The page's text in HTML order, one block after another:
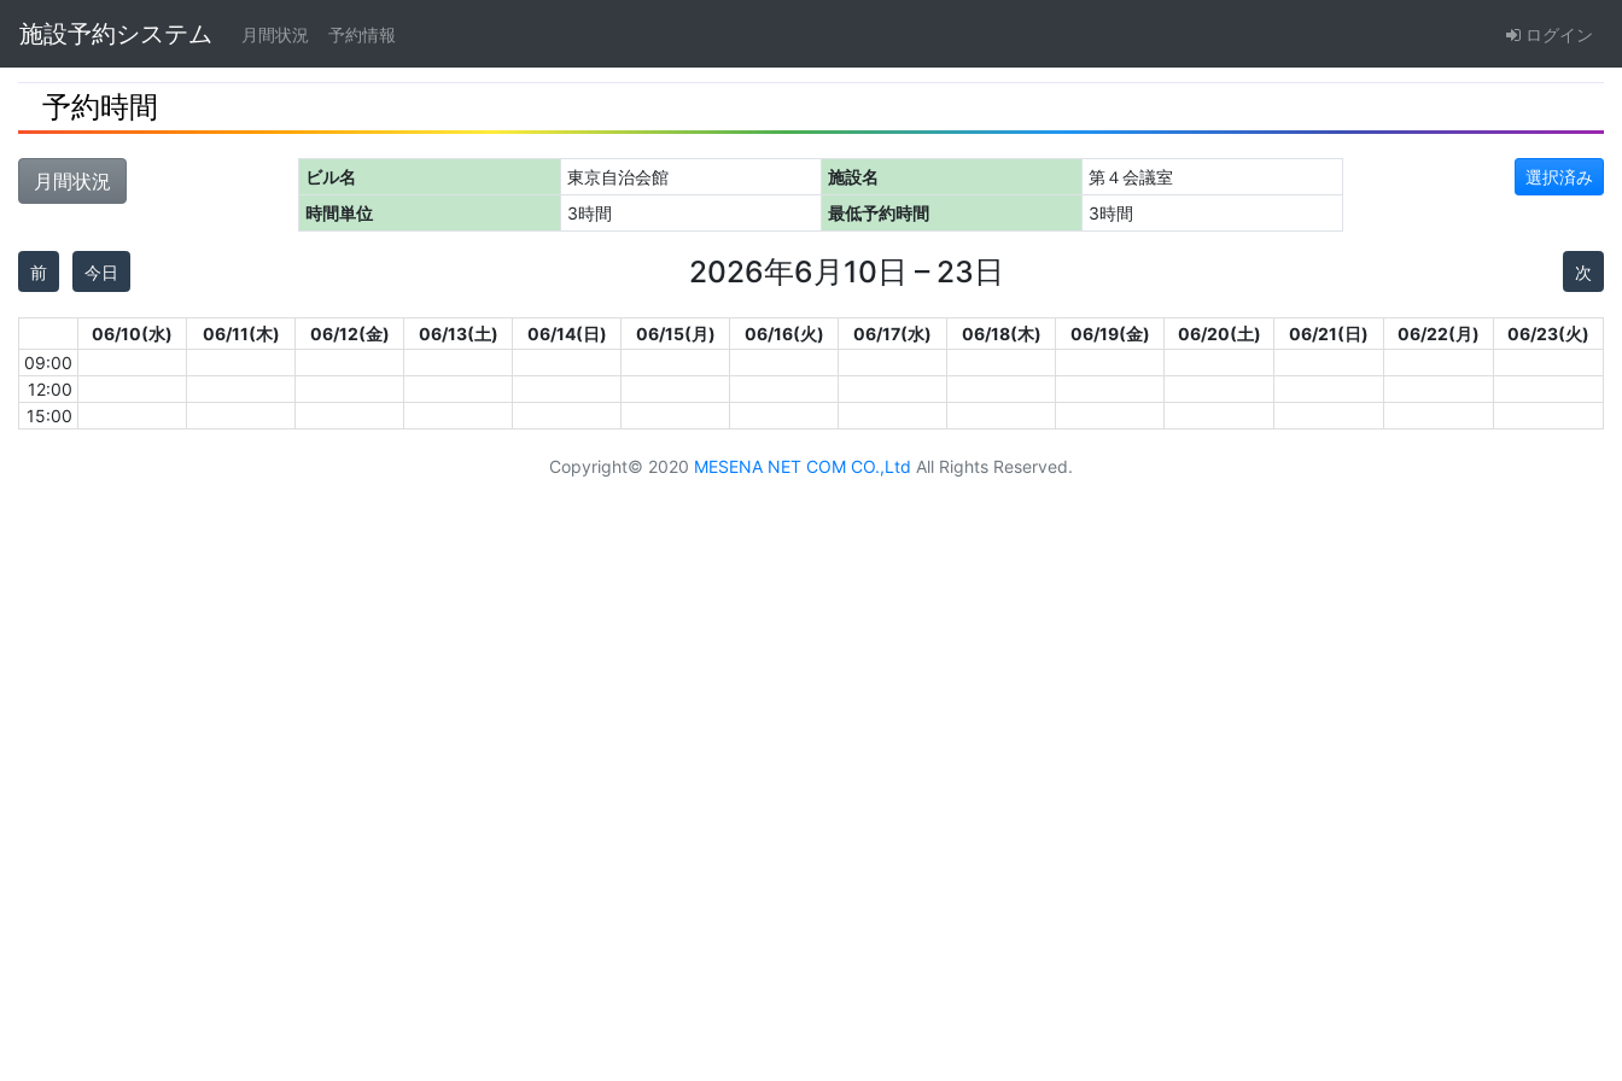
Navbar
施設予約システム 月間状況 予約情報 ログイン
予約時間
月間状況 ビル名 東京自治会館 施設名
第４会議室
時間単位
3時間 最低予約時間 3時間
選択済み
前 今日 2026年6月10日 – 23日 次
06/10(水) 06/11(木) 06/12(金) 06/13(土) 06/14(日) 06/15(月) 06/16(火) 06/17(水) 06/18(木) 06/19(金) 06/20(土) 06/21(日) 06/22(月)
06/23(火)
09:00
12:00
15:00
Copyright© 2020 MESENA NET COM CO.,Ltd All Rights Reserved.